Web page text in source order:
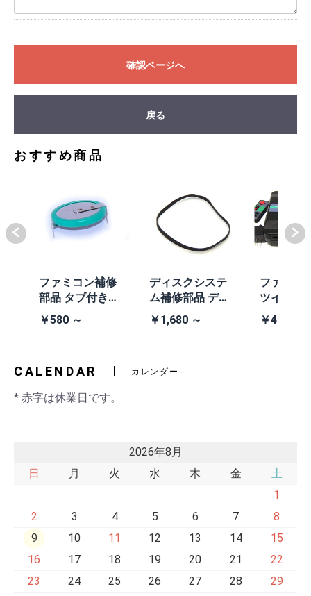
確認ページへ
戻る
おすすめ商品
ファミコン補修
部品 タブ付きコ
イン電池(CR203
2)
￥580 ～
ディスクシステ
ム補修部品 ディ
スクシステム用
交換ベルト
￥1,680 ～
ファミコ
ツインフ
ン本体
黒・連射
￥41,980
CALENDAR カレンダー
* 赤字は休業日です。
2026年8月
日
月 火 水 木 金
土
1
2
3 4 5 6 7
8
9
10 11 12 13 14
15
16
17 18 19 20 21
22
23
24 25 26 27 28 29